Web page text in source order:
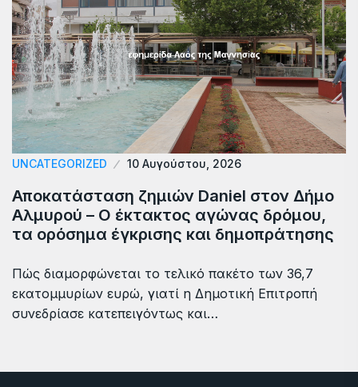
UNCATEGORIZED 10 Αυγούστου, 2026
Αποκατάσταση ζημιών Daniel στον Δήμο
Αλμυρού – Ο έκτακτος αγώνας δρόμου,
τα ορόσημα έγκρισης και δημοπράτησης
Πώς διαμορφώνεται το τελικό πακέτο των 36,7
εκατομμυρίων ευρώ, γιατί η Δημοτική Επιτροπή
συνεδρίασε κατεπειγόντως και…